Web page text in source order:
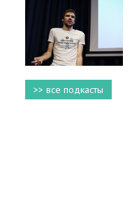
>> все подкасты